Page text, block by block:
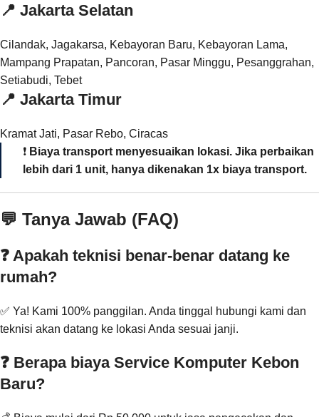
📍 Jakarta Selatan
Cilandak, Jagakarsa, Kebayoran Baru, Kebayoran Lama,
Mampang Prapatan, Pancoran, Pasar Minggu, Pesanggrahan,
Setiabudi, Tebet
📍 Jakarta Timur
Kramat Jati, Pasar Rebo, Ciracas
❗ Biaya transport menyesuaikan lokasi. Jika perbaikan
lebih dari 1 unit, hanya dikenakan 1x biaya transport.
💬 Tanya Jawab (FAQ)
❓ Apakah teknisi benar-benar datang ke
rumah?
✅ Ya! Kami 100% panggilan. Anda tinggal hubungi kami dan
teknisi akan datang ke lokasi Anda sesuai janji.
❓ Berapa biaya Service Komputer Kebon
Baru?